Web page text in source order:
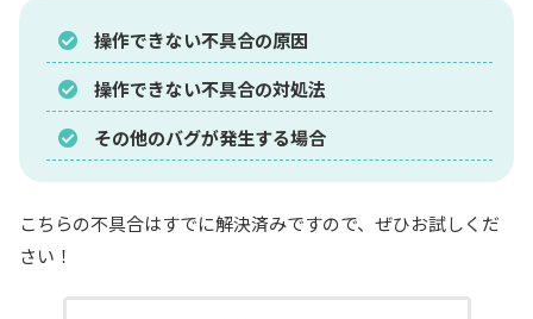
操作できない不具合の原因
操作できない不具合の対処法
その他のバグが発生する場合
こちらの不具合はすでに解決済みですので、ぜひお試しくだ
さい！